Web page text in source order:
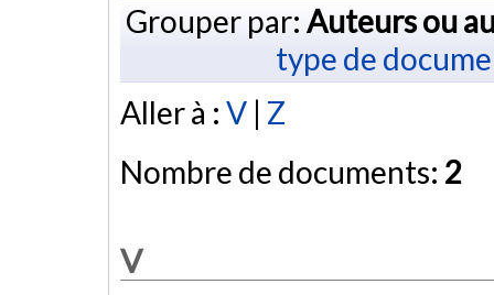
Grouper par: Auteurs ou
type de
Aller à : V | Z
Nombre de documents: 2
V